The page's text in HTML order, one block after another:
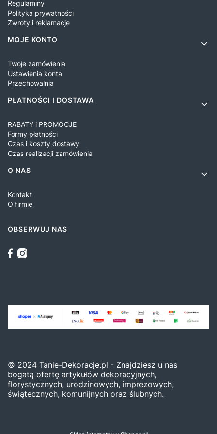
Regulaminy
Polityka prywatności
Zwroty i reklamacje
MOJE KONTO
Twoje zamówienia
Ustawienia konta
Przechowalnia
PŁATNOŚCI I DOSTAWA
RABATY i PROMOCJE
Formy płatności
Czas i koszty dostawy
Czas realizacji zamówienia
O NAS
Kontakt
O firmie
OBSERWUJ NAS
© 2024 Tanie-Dekoracje.pl - Znajdziesz u nas
bogatą ofertę artykułów dekoracyjnych,
florystycznych, urodzinowych, imprezowych,
świątecznych, komunijnych oraz ślubnych.